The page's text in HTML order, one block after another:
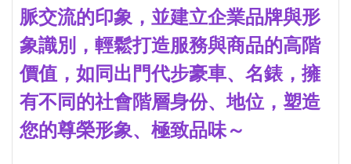
脈交流的印象，並建立企業品牌與形
象識別，輕鬆打造服務與商品的高階
價值，如同出門代步豪車、名錶，擁
有不同的社會階層身份、地位，塑造
您的尊榮形象、極致品味～